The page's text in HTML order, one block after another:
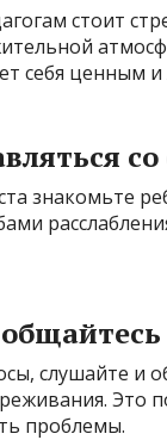
стоит
себя ценным
знакомьте
слушайте и
Это
проблемы.